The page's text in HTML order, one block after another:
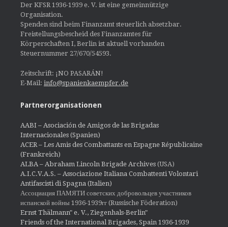
Der KFSR 1936-1939 e. V. ist eine gemeinnützige
Organisation.
Spenden sind beim Finanzamt steuerlich absetzbar.
Freistellungsbescheid des Finanzamtes für
Körperschaften I, Berlin ist aktuell vorhanden
Steuernummer 27/670/54593.
Zeitschrift: ¡NO PASARÁN!
E-Mail: info@spanienkaempfer.de
Partnerorganisationen
AABI – Asociación de Amigos de las Brigadas
Internacionales (Spanien)
ACER – Les Amis des Combattants en Espagne Républicaine
(Frankreich)
ALBA – Abraham Lincoln Brigade Archives (USA)
A.I.C.V.A.S. – Associazione Italiana Combattenti Volontari
Antifascisti di Spagna (Italien)
Ассоциация ПАМЯТИ советских добровольцев участников
испанской войны 1936-1939гг (Russische Föderation)
Ernst Thälmann" e. V., Ziegenhals-Berlin"
Friends of the International Brigades, Spain 1936-1939